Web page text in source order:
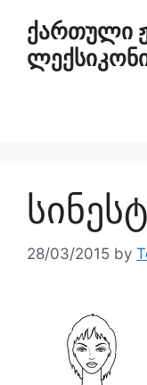
ქართული
28/03/2015 by